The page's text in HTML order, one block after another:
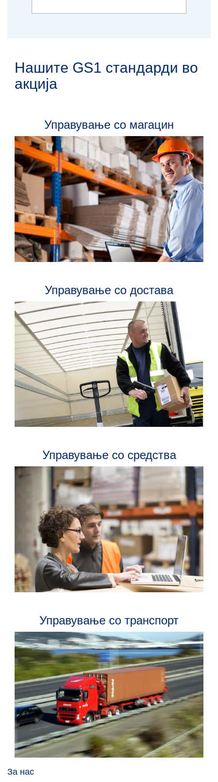
Нашите GS1 стандарди во
акција
Управување со магацин
Управување со достава
Управување со средства
Управување со транспорт
За нас